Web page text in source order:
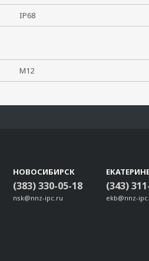
IP68
M12
НОВОСИБИРСК
(383) 330-05-18
nsk@nnz-ipc.ru
(343)
ekb@nnz-